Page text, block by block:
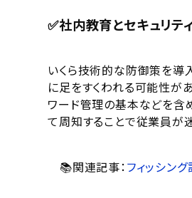
✅社内教育とセキュリテ
いくら技術的な防御策を導
に足をすくわれる可能性が
ワード管理の基本などを含
て周知することで従業員が
📚関連記事： フィッシン